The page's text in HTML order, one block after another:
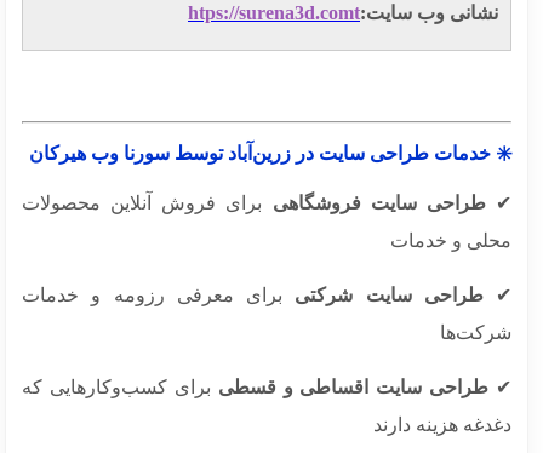
وب سایت:htps://surena3d.comt
طراحی سایت در زرین‌آباد توسط سورنا وب هیرکان
طراحی سایت فروشگاهیبرای فروش آنلاین محصولات
و خدمات
طراحی سایت شرکتیبرای معرفی رزومه و خدمات
طراحی سایت اقساطی و قسطیبرای کسب‌وکارهایی که
هزینه دارند